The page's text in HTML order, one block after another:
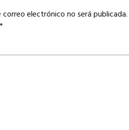
correo electrónico no será publicada.
*